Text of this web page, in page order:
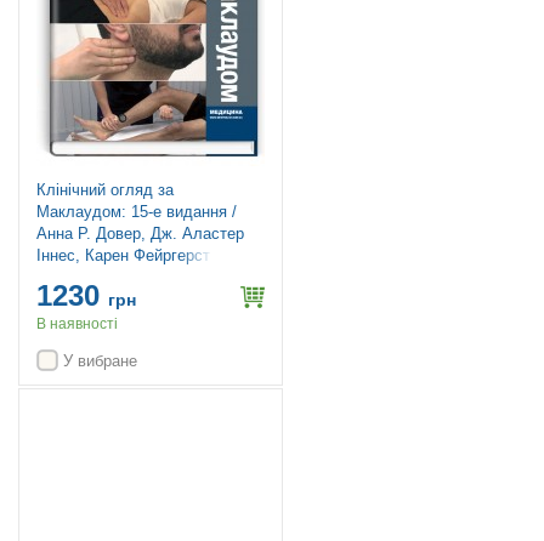
Клінічний огляд за
Маклаудом: 15-е видання /
Анна Р. Довер, Дж. Аластер
Іннес, Карен Фейргерст
1230 грн
В наявності
У вибране